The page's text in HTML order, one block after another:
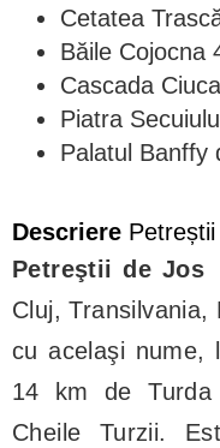
Cetatea
Băile Cojocna
Cascada
Piatra
Palatul Banffy
Descriere
Petreştii de Jos
Cluj, Transilvania,
cu acelaşi nume,
14 km de
Cheile Turzii.